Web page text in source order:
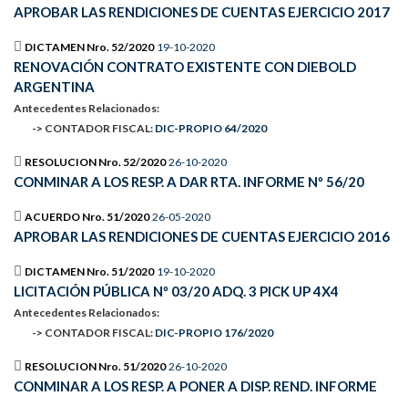
APROBAR LAS RENDICIONES DE CUENTAS EJERCICIO 2017
DICTAMEN Nro. 52/2020 19-10-2020
RENOVACIÓN CONTRATO EXISTENTE CON DIEBOLD
ARGENTINA
Antecedentes Relacionados:
-> CONTADOR FISCAL: DIC-PROPIO 64/2020
RESOLUCION Nro. 52/2020 26-10-2020
CONMINAR A LOS RESP. A DAR RTA. INFORME Nº 56/20
ACUERDO Nro. 51/2020 26-05-2020
APROBAR LAS RENDICIONES DE CUENTAS EJERCICIO 2016
DICTAMEN Nro. 51/2020 19-10-2020
LICITACIÓN PÚBLICA Nº 03/20 ADQ. 3 PICK UP 4X4
Antecedentes Relacionados:
-> CONTADOR FISCAL: DIC-PROPIO 176/2020
RESOLUCION Nro. 51/2020 26-10-2020
CONMINAR A LOS RESP. A PONER A DISP. REND. INFORME